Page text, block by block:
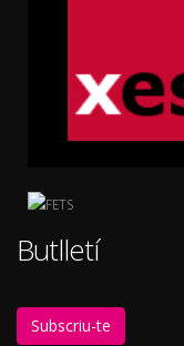
Butlletí
Subscriu-te